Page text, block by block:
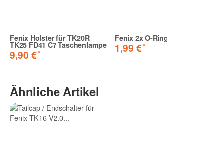
Fenix Holster für TK20R
TK25 FD41 C7 Taschenlampe
9,90 €*
Fenix 2x O-Ring
1,99 €*
Ähnliche Artikel